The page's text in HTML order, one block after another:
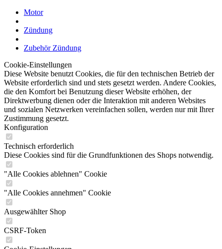
Motor
Zündung
Zubehör Zündung
Cookie-Einstellungen
Diese Website benutzt Cookies, die für den technischen Betrieb der
Website erforderlich sind und stets gesetzt werden. Andere Cookies,
die den Komfort bei Benutzung dieser Website erhöhen, der
Direktwerbung dienen oder die Interaktion mit anderen Websites
und sozialen Netzwerken vereinfachen sollen, werden nur mit Ihrer
Zustimmung gesetzt.
Konfiguration
Technisch erforderlich
Diese Cookies sind für die Grundfunktionen des Shops notwendig.
"Alle Cookies ablehnen" Cookie
"Alle Cookies annehmen" Cookie
Ausgewählter Shop
CSRF-Token